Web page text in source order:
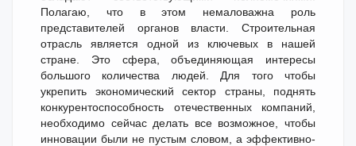
Полагаю, что в этом немаловажна роль
представителей органов власти. Строительная
отрасль является одной из ключевых в нашей
стране. Это сфера, объединяющая интересы
большого количества людей. Для того чтобы
укрепить экономический сектор страны, поднять
конкурентоспособность отечественных компаний,
необходимо сейчас делать все возможное, чтобы
инновации были не пустым словом, а эффективно-